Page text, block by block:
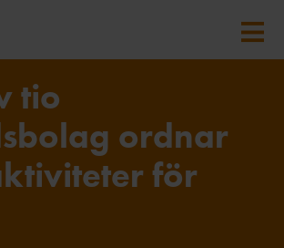
tio
ordnar
för